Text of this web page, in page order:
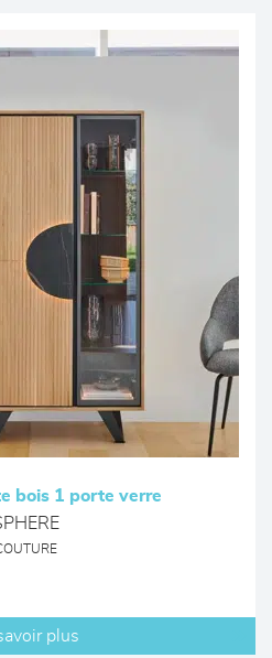
bois 1 porte verre
plus